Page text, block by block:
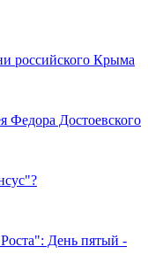
российского Крыма
Федора Достоевского
День пятый -